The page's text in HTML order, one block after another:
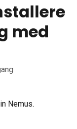
med
Nemus.